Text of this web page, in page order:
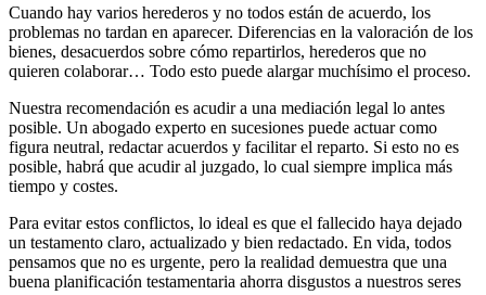
Cuando hay varios herederos y no todos están de acuerdo, los
problemas no tardan en aparecer. Diferencias en la valoración de los
bienes, desacuerdos sobre cómo repartirlos, herederos que no
quieren colaborar… Todo esto puede alargar muchísimo el proceso.
Nuestra recomendación es acudir a una mediación legal lo antes
posible. Un abogado experto en sucesiones puede actuar como
figura neutral, redactar acuerdos y facilitar el reparto. Si esto no es
posible, habrá que acudir al juzgado, lo cual siempre implica más
tiempo y costes.
Para evitar estos conflictos, lo ideal es que el fallecido haya dejado
un testamento claro, actualizado y bien redactado. En vida, todos
pensamos que no es urgente, pero la realidad demuestra que una
buena planificación testamentaria ahorra disgustos a nuestros seres